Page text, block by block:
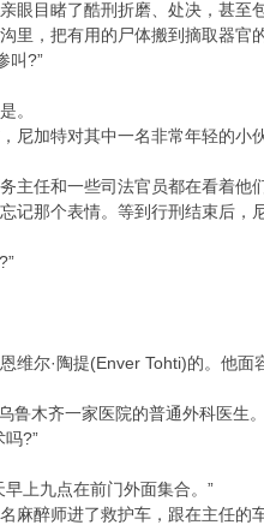
眼目睹了酷刑折磨、处决，甚
里，把有用的尸体搬到摘取器官
叫?”
。
尼加特对其中一名非常年轻的
主任和一些司法官员都在看着
记那个表情。等到行刑结束后，
维尔·陶提(Enver Tohti)的。他
木齐一家医院的普通外科医生
?”
上九点在前门外面集合。”
麻醉师进了救护车，跟在主任